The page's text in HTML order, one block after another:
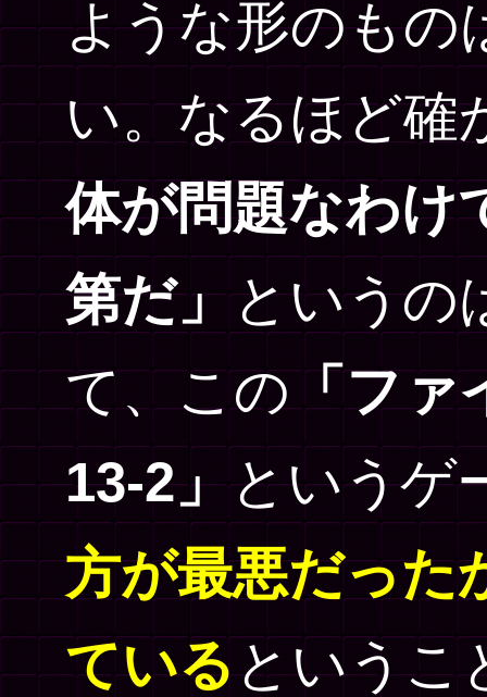
ような形のもの
い。なるほど確
体が問題なわけ
第だ」というの
て、この「ファ
13-2」というゲ
方が最悪だった
ているというこ